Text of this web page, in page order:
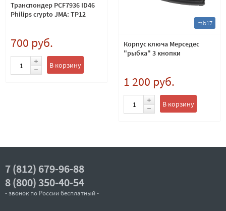
Транспондер PCF7936 ID46
Philips crypto JMA: TP12
700 руб.
В корзину
mb17
Корпус ключа Мерседес
"рыбка" 3 кнопки
1 200 руб.
В корзину
7 (812) 679-96-88
8 (800) 350-40-54
- звонок по России бесплатный -